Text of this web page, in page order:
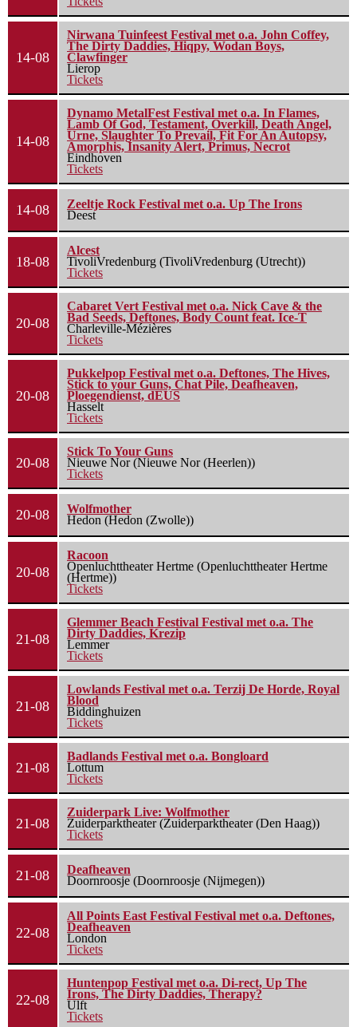
14-08
Nirwana Tuinfeest Festival met o.a. John Coffey,
The Dirty Daddies, Hiqpy, Wodan Boys,
Clawfinger
Lierop
Tickets
14-08
Dynamo MetalFest Festival met o.a. In Flames,
Lamb Of God, Testament, Overkill, Death Angel,
Urne, Slaughter To Prevail, Fit For An Autopsy,
Amorphis, Insanity Alert, Primus, Necrot
Eindhoven
Tickets
14-08
Zeeltje Rock Festival met o.a. Up The Irons
Deest
18-08
Alcest
TivoliVredenburg (TivoliVredenburg (Utrecht))
Tickets
20-08
Cabaret Vert Festival met o.a. Nick Cave & the
Bad Seeds, Deftones, Body Count feat. Ice-T
Charleville-Mézières
Tickets
20-08
Pukkelpop Festival met o.a. Deftones, The Hives,
Stick to your Guns, Chat Pile, Deafheaven,
Ploegendienst, dEUS
Hasselt
Tickets
20-08
Stick To Your Guns
Nieuwe Nor (Nieuwe Nor (Heerlen))
Tickets
20-08
Wolfmother
Hedon (Hedon (Zwolle))
20-08
Racoon
Openluchttheater Hertme (Openluchttheater Hertme
(Hertme))
Tickets
21-08
Glemmer Beach Festival Festival met o.a. The
Dirty Daddies, Krezip
Lemmer
Tickets
21-08
Lowlands Festival met o.a. Terzij De Horde, Royal
Blood
Biddinghuizen
Tickets
21-08
Badlands Festival met o.a. Bongloard
Lottum
Tickets
21-08
Zuiderpark Live: Wolfmother
Zuiderparktheater (Zuiderparktheater (Den Haag))
Tickets
21-08
Deafheaven
Doornroosje (Doornroosje (Nijmegen))
22-08
All Points East Festival Festival met o.a. Deftones,
Deafheaven
London
Tickets
22-08
Huntenpop Festival met o.a. Di-rect, Up The
Irons, The Dirty Daddies, Therapy?
Ulft
Tickets